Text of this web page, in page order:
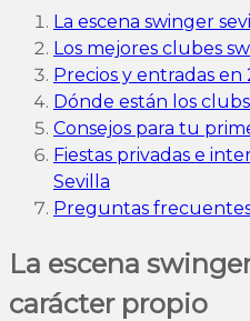
La escena swinger
Los mejores clubes
Precios y entradas en
Dónde están los
Consejos para tu
Fiestas privadas e
Sevilla
Preguntas
La escena
carácter propio